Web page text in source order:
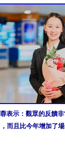
表示：觀眾的反饋
而且比今年增加了場